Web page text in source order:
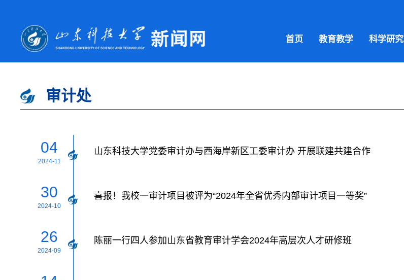
首页 教育教学 科学研究
审计处
04
2024-11
山东科技大学党委审计办与西海岸新区工委审计办 开展联建共建合作
30
2024-10
喜报！我校一审计项目被评为“2024年全省优秀内部审计项目一等奖”
26
2024-09
陈丽一行四人参加山东省教育审计学会2024年高层次人才研修班